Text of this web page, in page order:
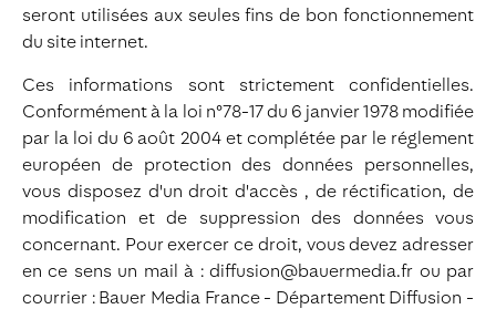
seront utilisées aux seules fins de bon fonctionnement
du site internet.
Ces informations sont strictement confidentielles.
Conformément à la loi n°78-17 du 6 janvier 1978 modifiée
par la loi du 6 août 2004 et complétée par le réglement
européen de protection des données personnelles,
vous disposez d'un droit d'accès , de réctification, de
modification et de suppression des données vous
concernant. Pour exercer ce droit, vous devez adresser
en ce sens un mail à : diffusion@bauermedia.fr ou par
courrier : Bauer Media France - Département Diffusion -